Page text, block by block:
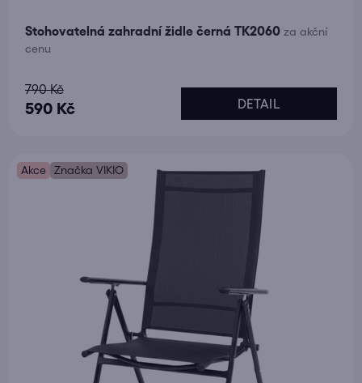
Stohovatelná zahradní židle černá TK2060 za akční
cenu
Průměrné
hodnocení
5,0
590 Kč
790 Kč
DETAIL
Akce Značka VIKIO